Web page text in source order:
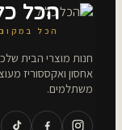
הכל
הכל
חנות מוצרי הבית
אחסון ואקססוריז
משתלמים.